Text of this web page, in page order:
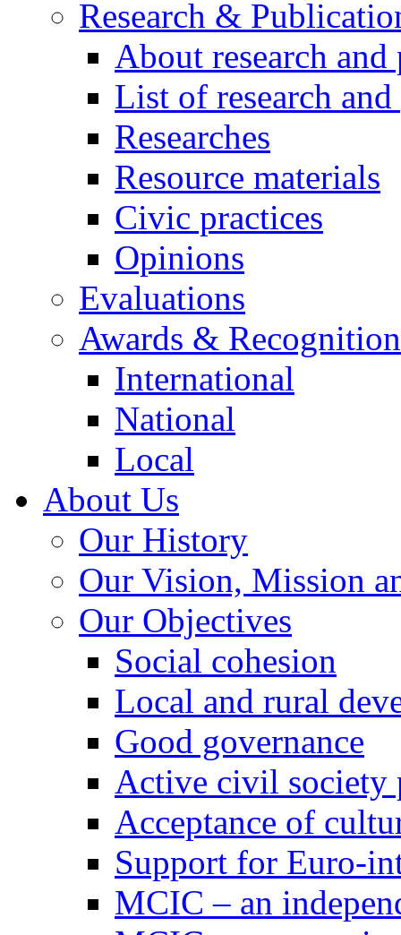
Research &
About research
List of research
Researches
Resource materials
Civic practices
Opinions
Evaluations
Awards &
International
National
Local
About Us
Our History
Our Vision, Mission
Our Objectives
Social cohesion
Local and rural
Good governance
Active civil society
Acceptance of
Support for Euro-
MCIC – an